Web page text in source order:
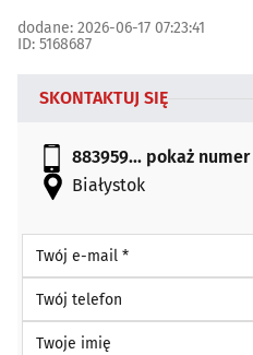
dodane: 2026-06-17 07:23:41
ID: 5168687
SKONTAKTUJ SIĘ
883959... pokaż numer
Białystok